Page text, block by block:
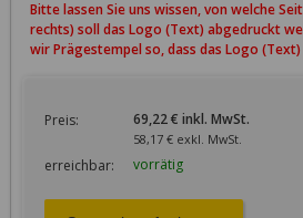
Bitte lassen Sie uns wissen, von welche
rechts) soll das Logo (Text) abgedruckt
wir Prägestempel so, dass das Logo
Preis: 69,22 € inkl. MwSt.
58,17 € exkl. MwSt.
erreichbar: vorrätig